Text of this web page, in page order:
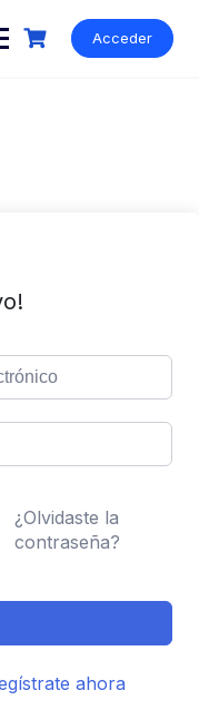
Acceder
¿Olvidaste la
contraseña?
ahora